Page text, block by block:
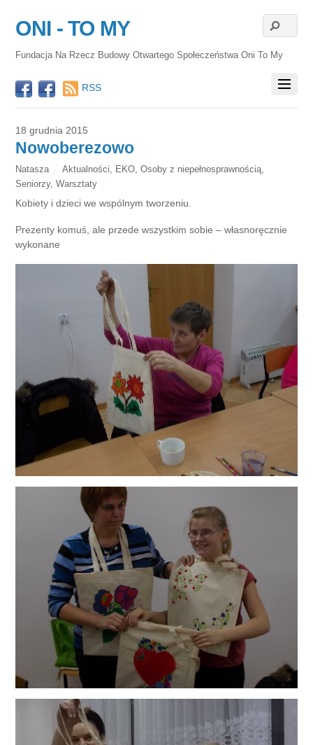
ONI - TO MY
Fundacja Na Rzecz Budowy Otwartego Społeczeństwa Oni To My
RSS
18 grudnia 2015
Nowoberezowo
Natasza Aktualności EKO Osoby z niepełnosprawnością
Seniorzy,Warsztaty
Kobiety i dzieci we wspólnym tworzeniu.
Prezenty komuś, ale przede wszystkim sobie – własnoręcznie
wykonane